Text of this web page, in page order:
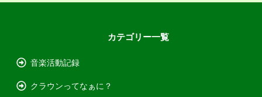
カテゴリー一覧
音楽活動記録
クラウンってなぁに？